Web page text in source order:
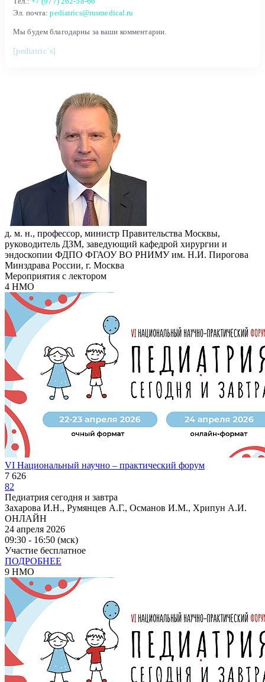
Эл. почта:pediatrics@rusmedical.ru
Мы будем благодарны за ваши комментарии.
[pediatric`s]
д. м. н., профессор, министр Правительства Москвы,
руководитель ДЗМ, заведующий кафедрой хирургии и
эндоскопии ФДПО ФГАОУ ВО РНИМУ им. Н.И. Пирогова
Минздрава России, г. Москва
Мероприятия с лектором
4 НМО
VI Национальный научно – практический форум
7 626
82
Педиатрия сегодня и завтра
Захарова И.Н., Румянцев А.Г., Османов И.М., Хрипун А.И.
ОНЛАЙН
24 апреля 2026
09:30 - 16:50 (мск)
Участие бесплатное
ПОДРОБНЕЕ
9 НМО